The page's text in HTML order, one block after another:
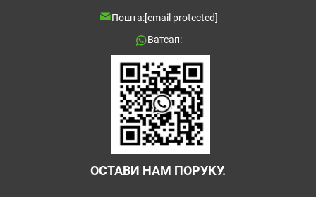
Пошта:[email protected]
Ватсап:
ОСТАВИ НАМ ПОРУКУ.